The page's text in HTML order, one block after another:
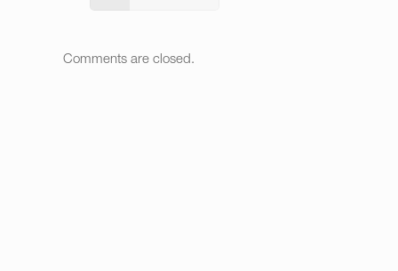
Comments are closed.